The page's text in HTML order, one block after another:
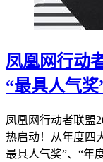
凤凰网行动
“最具人气
凤凰网行动者联盟
热启动！从年度四
最具人气奖”、“年